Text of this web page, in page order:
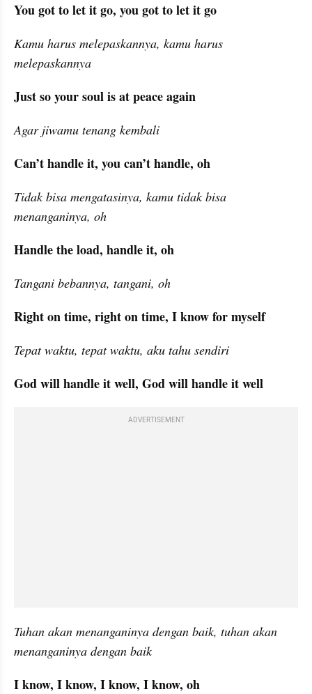
You got to let it go, you got to let it go
Kamu harus melepaskannya, kamu harus
melepaskannya
Just so your soul is at peace again
Agar jiwamu tenang kembali
Can’t handle it, you can’t handle, oh
Tidak bisa mengatasinya, kamu tidak bisa
menanganinya, oh
Handle the load, handle it, oh
Tangani bebannya, tangani, oh
Right on time, right on time, I know for myself
Tepat waktu, tepat waktu, aku tahu sendiri
God will handle it well, God will handle it well
ADVERTISEMENT
Tuhan akan menanganinya dengan baik, tuhan akan
menanganinya dengan baik
I know, I know, I know, I know, oh